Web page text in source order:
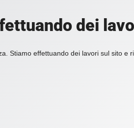
dei
Stiamo effettuando dei lavori sul sito e